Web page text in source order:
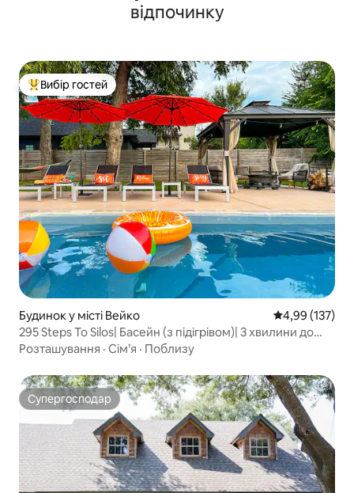
відпочинку
Топ вибір гостей
Вибір гостей
Будинок у місті Вейко Середня
4,99 (137)
295 Steps To Silos| Басейн (з підігрівом)| 3 хвилини до
Бейлора
Розташування · Сім’я · Поблизу
Супергосподар
Супергосподар